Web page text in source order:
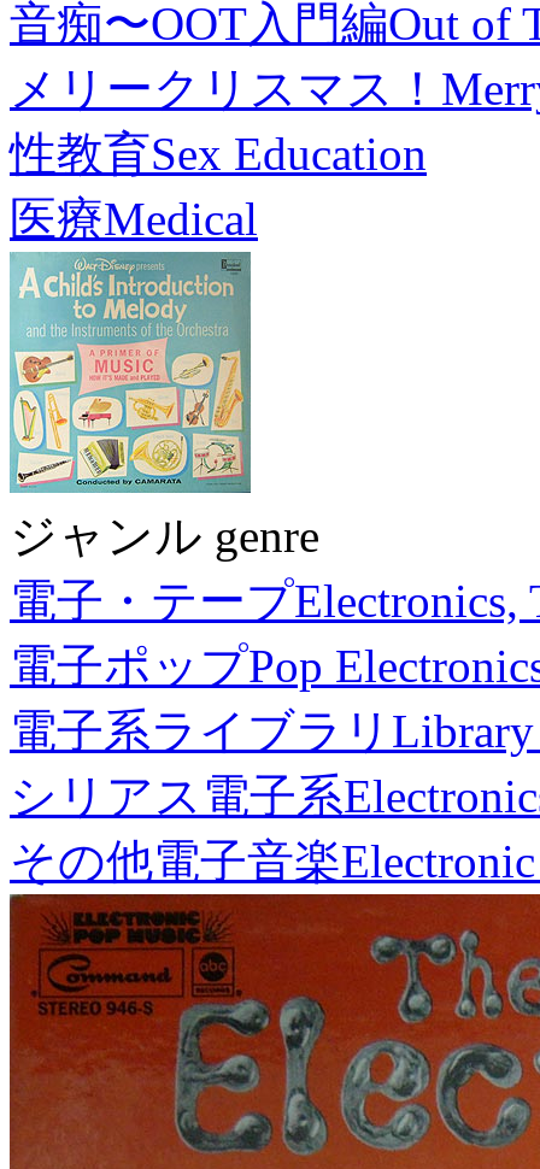
音痴〜OOT入門編Out of
メリークリスマス！
性教育Sex Education
医療Medical
ジャンル genre
電子・テープElectronics,
電子ポップPop
電子系ライブラリ
シリアス電子系
その他電子音楽